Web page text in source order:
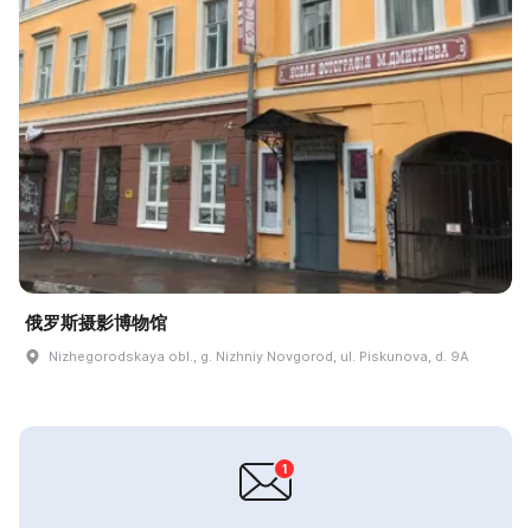
俄罗斯摄影博物馆
Nizhegorodskaya obl., g. Nizhniy Novgorod, ul. Piskunova, d. 9A